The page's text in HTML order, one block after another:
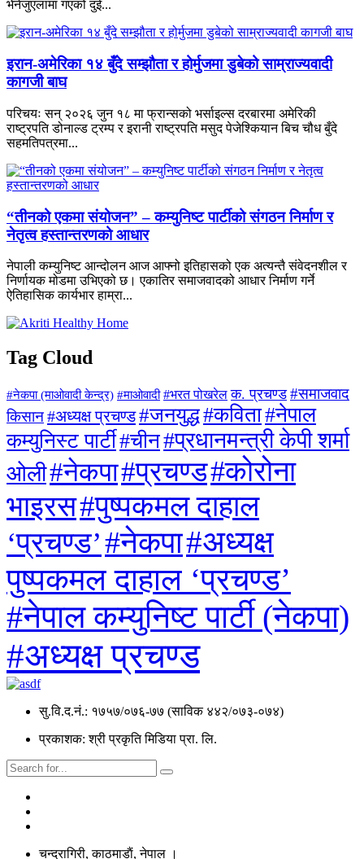
भेनेजुएलामा गएको दुई...
इरान-अमेरिका १४ बुँदे सम्झौता र होर्मुजमा डुबेको साम्राज्यवादी
कागजी बाघ
परिचयः सन् २०२६ जुन १८ मा फ्रान्सको भर्साइल्स दरबारमा अमेरिकी
राष्ट्रपति डोनाल्ड ट्रम्प र इरानी राष्ट्रपति मसुद पेजेश्कियान बिच चौध बुँदे
सहमतिपत्रमा...
“तीनको एकमा संयोजन” – कम्युनिष्ट पार्टीको संगठन निर्माण र
नेतृत्व हस्तान्तरणको आधार
नेपाली कम्युनिष्ट आन्दोलन आज आफ्नो इतिहासको एक अत्यन्तै संवेदनशील र
निर्णायक मोडमा उभिएको छ। एकातिर समाजवादको आधार निर्माण गर्ने
ऐतिहासिक कार्यभार हाम्रा...
Tag Cloud
#नेकपा (माओवादी केन्द्र) #माओवादी #भरत पोखरेल क. प्रचण्ड #समाजवाद
किसान#अध्यक्ष प्रचण्ड#जनयुद्ध#कविता#नेपाल
कम्युनिस्ट पार्टी#चीन#प्रधानमन्त्री केपी शर्मा
ओली#नेकपा#प्रचण्ड#कोरोना
भाइरस#पुष्पकमल दाहाल
‘प्रचण्ड’#नेकपा#अध्यक्ष
पुष्पकमल दाहाल ‘प्रचण्ड’
#नेपाल कम्युनिष्ट पार्टी (नेकपा)
#अध्यक्ष प्रचण्ड
सु.वि.द.नं.: १७५७/०७६-७७ (साविक ४४२/०७३-०७४)
प्रकाशक: श्री प्रकृति मिडिया प्रा. लि.
चन्द्रागिरी, काठमाडाैं, नेपाल ।